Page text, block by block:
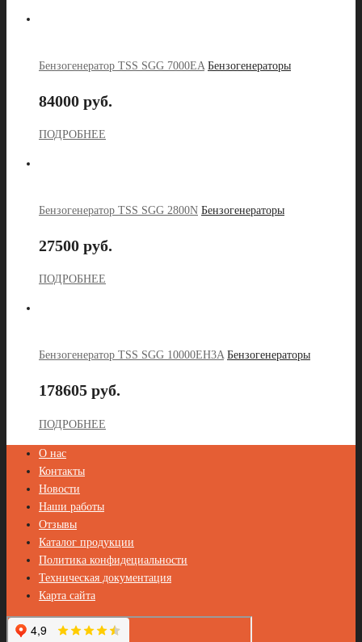
Бензогенератор TSS SGG 7000EA Бензогенераторы
84000 руб.
ПОДРОБНЕЕ
Бензогенератор TSS SGG 2800N Бензогенераторы
27500 руб.
ПОДРОБНЕЕ
Бензогенератор TSS SGG 10000EH3A Бензогенераторы
178605 руб.
ПОДРОБНЕЕ
О нас
Контакты
Новости
Наши работы
Отзывы
Каталог продукции
Политика конфидециальности
Техническая документация
Карта сайта